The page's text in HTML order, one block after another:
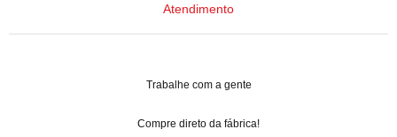
Atendimento
Trabalhe com a gente
Compre direto da fábrica!